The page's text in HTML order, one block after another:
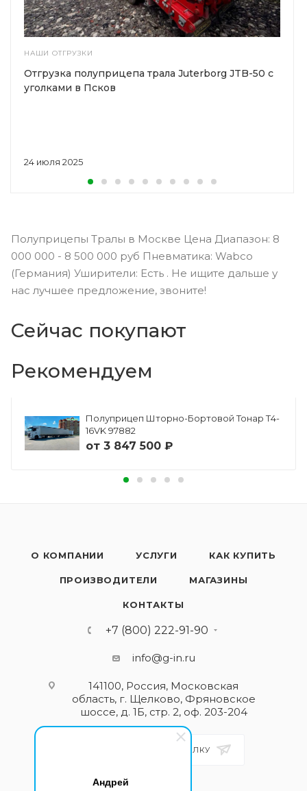
Андрей
НАШИ ОТГРУЗКИ
24 июля 2025
Отгрузка полуприцепа трала Juterborg JTB-50 с
уголками в Псков
Полуприцепы Тралы в Москве Цена Диапазон: 8
000 000 - 8 500 000 руб Пневматика: Wabco
(Германия) Уширители: Есть . Не ищите дальше у
нас лучшее предложение, звоните!
Сейчас покупают
Рекомендуем
Полуприцеп Шторно-Бортовой Тонар Т4-
16VK 97882
от 3 847 500 ₽
О КОМПАНИИ УСЛУГИ КАК КУПИТЬ
ПРОИЗВОДИТЕЛИ МАГАЗИНЫ
КОНТАКТЫ
+7 (800) 222-91-90
info@g-in.ru
141100, Россия, Московская
область, г. Щелково, Фряновское
шоссе, д. 1Б, стр. 2, оф. 203-204
ПОДПИСАТЬСЯ НА РАССЫЛКУ